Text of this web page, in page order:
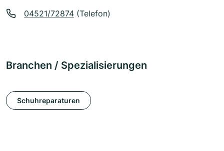
04521/72874 (Telefon)
Branchen / Spezialisierungen
Schuhreparaturen